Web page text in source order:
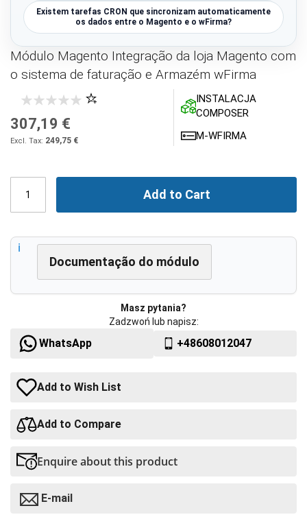
Existem tarefas CRON que sincronizam automaticamente
os dados entre o Magento e o wFirma?
Módulo Magento Integração da loja Magento com
o sistema de faturação e Armazém wFirma
307,19 €
249,75 €
INSTALACJA
COMPOSER
M-WFIRMA
Add to Cart
Documentação do módulo
Masz pytania?
Zadzwoń lub napisz:
WhatsApp +48608012047
Add to Wish List
Add to Compare
Enquire about this product
E-mail